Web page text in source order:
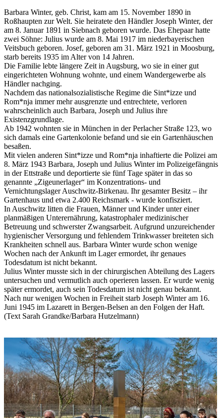
Barbara Winter, geb. Christ, kam am 15. November 1890 in
Roßhaupten zur Welt. Sie heiratete den Händler Joseph Winter, der
am 8. Januar 1891 in Siebnach geboren wurde. Das Ehepaar hatte
zwei Söhne: Julius wurde am 8. Mai 1917 im niederbayerischen
Veitsbuch geboren. Josef, geboren am 31. März 1921 in Moosburg,
starb bereits 1935 im Alter von 14 Jahren.
Die Familie lebte längere Zeit in Augsburg, wo sie in einer gut
eingerichteten Wohnung wohnte, und einem Wandergewerbe als
Händler nachging.
Nachdem das nationalsozialistische Regime die Sint*izze und
Rom*nja immer mehr ausgrenzte und entrechtete, verloren
wahrscheinlich auch Barbara, Joseph und Julius ihre
Existenzgrundlage.
Ab 1942 wohnten sie in München in der Perlacher Straße 123, wo
sich damals eine Gartenkolonie befand und sie ein Gartenhäuschen
besaßen.
Mit vielen anderen Sint*izze und Rom*nja inhaftierte die Polizei am
8. März 1943 Barbara, Joseph und Julius Winter im Polizeigefängnis
in der Ettstraße und deportierte sie fünf Tage später in das so
genannte „Zigeunerlager“ im Konzentrations- und
Vernichtungslager Auschwitz-Birkenau. Ihr gesamter Besitz – ihr
Gartenhaus und etwa 2.400 Reichsmark - wurde konfisziert.
In Auschwitz litten die Frauen, Männer und Kinder unter einer
planmäßigen Unterernährung, katastrophaler medizinischer
Betreuung und schwerster Zwangsarbeit. Aufgrund unzureichender
hygienischer Versorgung und fehlendem Trinkwasser breiteten sich
Krankheiten schnell aus. Barbara Winter wurde schon wenige
Wochen nach der Ankunft im Lager ermordet, ihr genaues
Todesdatum ist nicht bekannt.
Julius Winter musste sich in der chirurgischen Abteilung des Lagers
untersuchen und vermutlich auch operieren lassen. Er wurde wenig
später ermordet, auch sein Todesdatum ist nicht genau bekannt.
Nach nur wenigen Wochen in Freiheit starb Joseph Winter am 16.
Juni 1945 im Lazarett in Bergen-Belsen an den Folgen der Haft.
(Text Sarah Grandke/Barbara Hutzelmann)